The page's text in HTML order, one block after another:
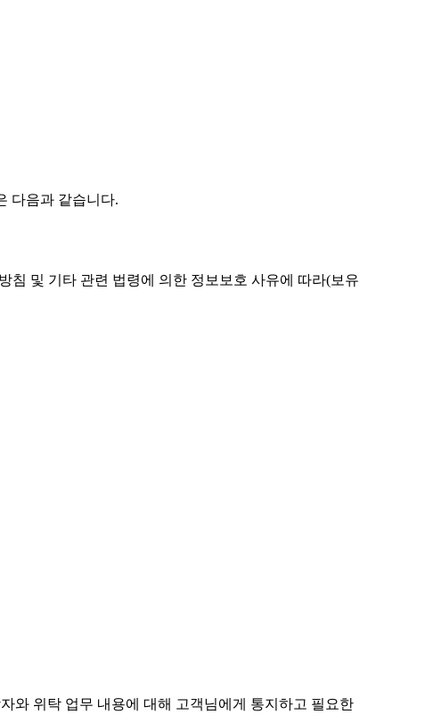
다음과 같습니다.
침 및 기타 관련 법령에 의한 정보보호 사유에 따라(보유
와 위탁 업무 내용에 대해 고객님에게 통지하고 필요한